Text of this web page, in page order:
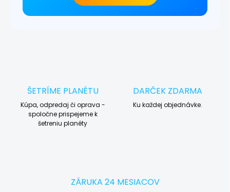
ŠETRÍME PLANÉTU
Kúpa, odpredaj či oprava -
spoločne prispejeme k
šetreniu planéty
DARČEK ZDARMA
Ku každej objednávke.
ZÁRUKA 24 MESIACOV